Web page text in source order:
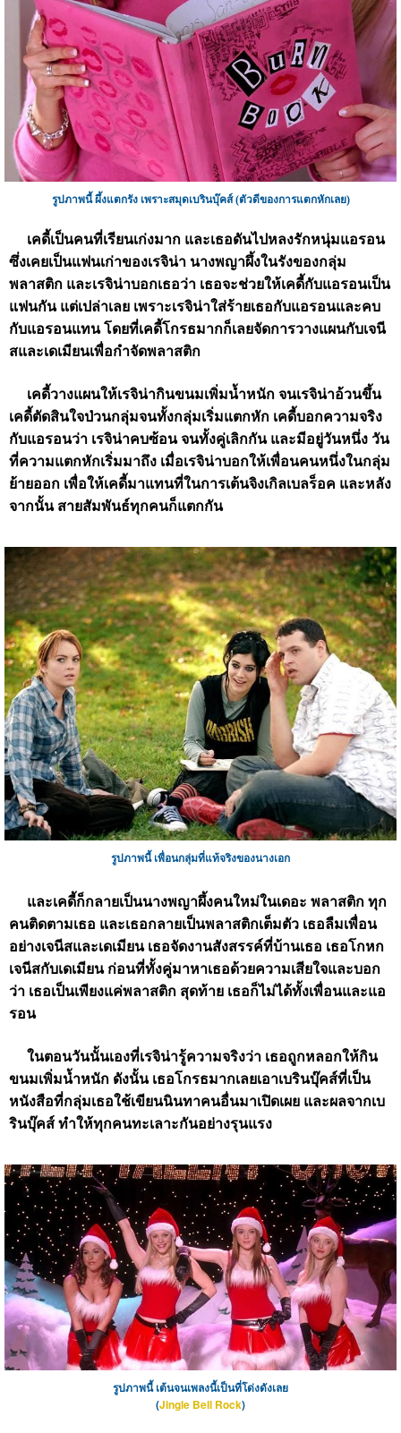
รูปภาพนี้ ผึ้งแตกรัง เพราะสมุดเบรินบุ๊คส์ (ตัวดีของการแตกหักเลย)
เคดี้เป็นคนที่เรียนเก่งมาก และเธอดันไปหลงรักหนุ่มแอรอน
ซึ่งเคยเป็นแฟนเก่าของเรจิน่า นางพญาผึ้งในรังของกลุ่ม
พลาสติก และเรจิน่าบอกเธอว่า เธอจะช่วยให้เคดี้กับแอรอนเป็น
แฟนกัน แต่เปล่าเลย เพราะเรจิน่าใส่ร้ายเธอกับแอรอนและคบ
กับแอรอนแทน โดยที่เคดี้โกรธมากก็เลยจัดการวางแผนกับเจนี
สและเดเมียนเพื่อกำจัดพลาสติก
เคดี้วางแผนให้เรจิน่ากินขนมเพิ่มน้ำหนัก จนเรจิน่าอ้วนขึ้น
เคดี้ตัดสินใจป่วนกลุ่มจนทั้งกลุ่มเริ่มแตกหัก เคดี้บอกความจริง
กับแอรอนว่า เรจิน่าคบซ้อน จนทั้งคู่เลิกกัน และมีอยู่วันหนึ่ง วัน
ที่ความแตกหักเริ่มมาถึง เมื่อเรจิน่าบอกให้เพื่อนคนหนึ่งในกลุ่ม
ย้ายออก เพื่อให้เคดี้มาแทนที่ในการเต้นจิงเกิลเบลร็อค และหลัง
จากนั้น สายสัมพันธ์ทุกคนก็แตกกัน
รูปภาพนี้ เพื่อนกลุ่มที่แท้จริงของนางเอก
และเคดี้ก็กลายเป็นนางพญาผึ้งคนใหม่ในเดอะ พลาสติก ทุก
คนติดตามเธอ และเธอกลายเป็นพลาสติกเต็มตัว เธอลืมเพื่อน
อย่างเจนีสและเดเมียน เธอจัดงานสังสรรค์ที่บ้านเธอ เธอโกหก
เจนีสกับเดเมียน ก่อนที่ทั้งคู่มาหาเธอด้วยความเสียใจและบอก
ว่า เธอเป็นเพียงแค่พลาสติก สุดท้าย เธอก็ไม่ได้ทั้งเพื่อนและแอ
รอน
ในตอนวันนั้นเองที่เรจิน่ารู้ความจริงว่า เธอถูกหลอกให้กิน
ขนมเพิ่มน้ำหนัก ดังนั้น เธอโกรธมากเลยเอาเบรินบุ๊คส์ที่เป็น
หนังสือที่กลุ่มเธอใช้เขียนนินทาคนอื่นมาเปิดเผย และผลจากเบ
รินบุ๊คส์ ทำให้ทุกคนทะเลาะกันอย่างรุนแรง
รูปภาพนี้ เต้นจนเพลงนี้เป็นที่โด่งดังเลย
(Jingle Bell Rock)